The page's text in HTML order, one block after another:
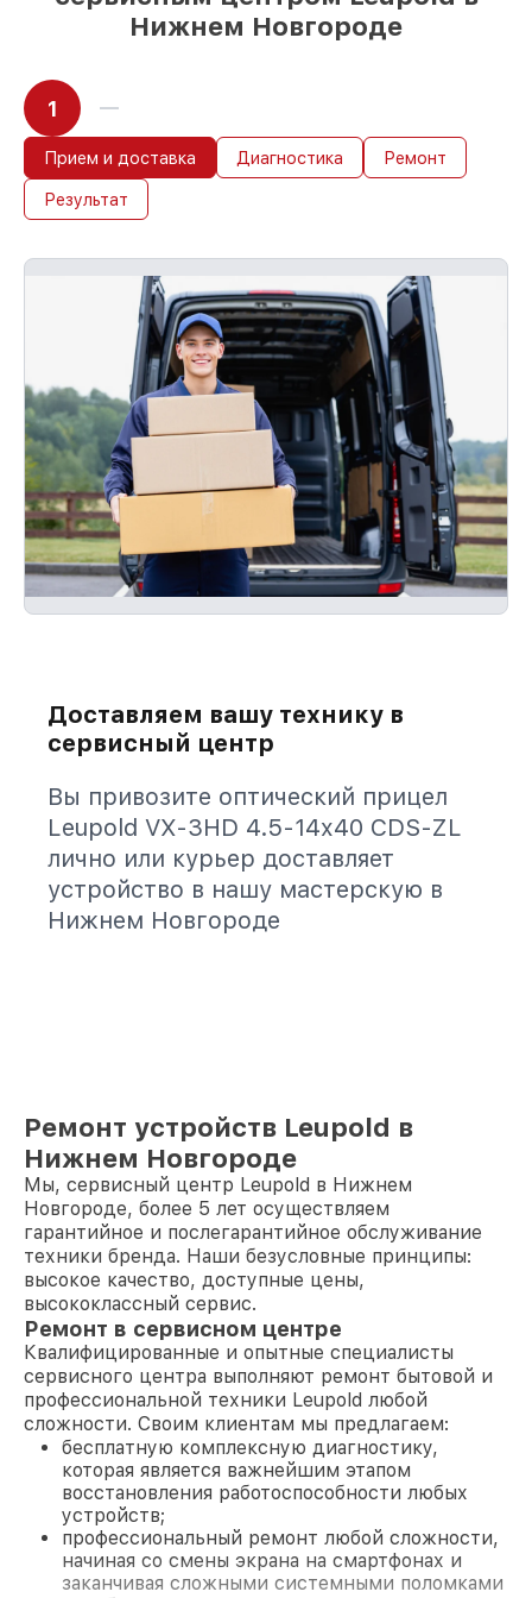
Нижнем Новгороде
1
Прием и доставка Диагностика Ремонт
Результат
Доставляем вашу технику в
сервисный центр
Вы привозите оптический прицел
Leupold VX-3HD 4.5-14x40 CDS-ZL
лично или курьер доставляет
устройство в нашу мастерскую в
Нижнем Новгороде
Ремонт устройств Leupold в
Нижнем Новгороде
Мы, сервисный центр Leupold в Нижнем
Новгороде, более 5 лет осуществляем
гарантийное и послегарантийное обслуживание
техники бренда. Наши безусловные принципы:
высокое качество, доступные цены,
высококлассный сервис.
Ремонт в сервисном центре
Квалифицированные и опытные специалисты
сервисного центра выполняют ремонт бытовой и
профессиональной техники Leupold любой
сложности. Своим клиентам мы предлагаем:
бесплатную комплексную диагностику,
которая является важнейшим этапом
восстановления работоспособности любых
устройств;
профессиональный ремонт любой сложности,
начиная со смены экрана на смартфонах и
заканчивая сложными системными поломками